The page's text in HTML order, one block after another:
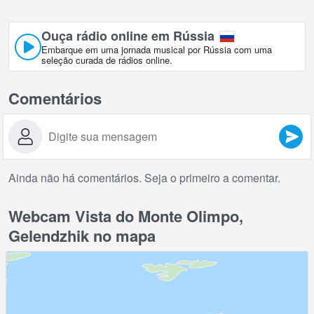
Ouça rádio online em Rússia
Embarque em uma jornada musical por Rússia com uma
seleção curada de rádios online.
Comentários
Ainda não há comentários. Seja o primeiro a comentar.
Webcam Vista do Monte Olimpo,
Gelendzhik no mapa